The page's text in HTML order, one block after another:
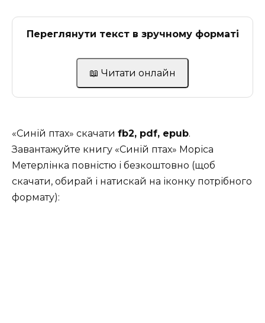
Переглянути текст в зручному форматі
📖 Читати онлайн
«Синій птах» скачати fb2, pdf, epub.
Завантажуйте книгу «Синій птах» Моріса
Метерлінка повністю і безкоштовно (щоб
скачати, обирай і натискай на іконку потрібного
формату):